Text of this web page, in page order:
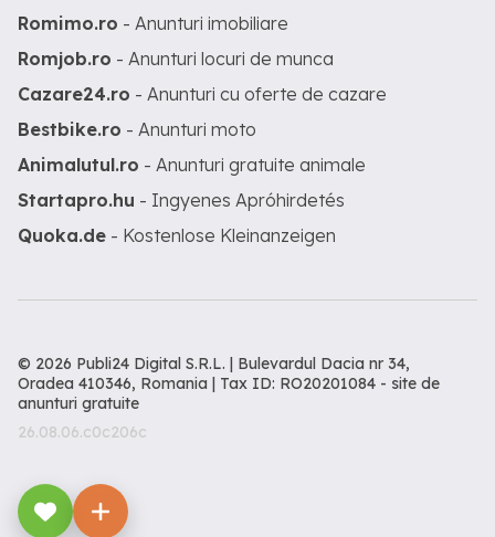
Romimo.ro - Anunturi imobiliare
Romjob.ro - Anunturi locuri de munca
Cazare24.ro - Anunturi cu oferte de cazare
Bestbike.ro - Anunturi moto
Animalutul.ro - Anunturi gratuite animale
Startapro.hu - Ingyenes Apróhirdetés
Quoka.de - Kostenlose Kleinanzeigen
© 2026 Publi24 Digital S.R.L. | Bulevardul Dacia nr 34,
Oradea 410346, Romania | Tax ID: RO20201084 - site de
anunturi gratuite
26.08.06.c0c206c